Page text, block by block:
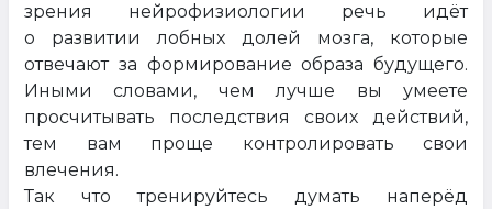
зрения нейрофизиологии речь идёт
о развитии лобных долей мозга, которые
отвечают за формирование образа будущего.
Иными словами, чем лучше вы умеете
просчитывать последствия своих действий,
тем вам проще контролировать свои
влечения.
Так что тренируйтесь думать наперёд